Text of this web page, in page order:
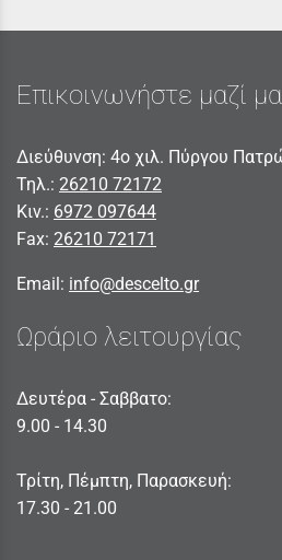
Επικοινωνήστε μαζί
Διεύθυνση: 4ο χιλ. Πύργου
Τηλ.: 26210 72172
Κιν.: 6972 097644
Fax: 26210 72171
Email: info@descelto.gr
Ωράριο λειτουργίας
Δευτέρα - Σαββατο:
9.00 - 14.30
Τρίτη, Πέμπτη, Παρασκευή:
17.30 - 21.00